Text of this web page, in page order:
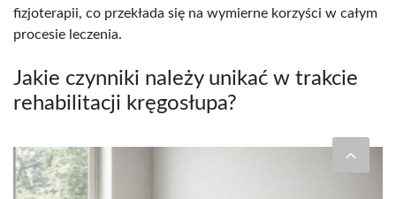
fizjoterapii, co przekłada się na wymierne korzyści w całym
procesie leczenia.
Jakie czynniki należy unikać w trakcie
rehabilitacji kręgosłupa?